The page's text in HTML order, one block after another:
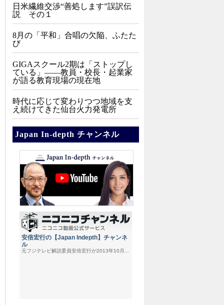
日米繊維交渉“善処します”誤訳伝
説 その１
8月の「平和」合唱の欠陥、ふたた
び
GIGAスクール2期は「ストップし
ている」——教員・校長・起業家
が語る教育現場の現在地
時代に応じて変わりつつ地域を支
え続けてきた仙台火力発電所
Japan In-depth チャンネル